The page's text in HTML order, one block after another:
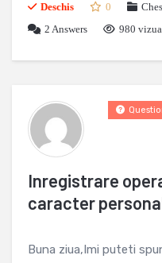
Deschis 0
2 Answers 980
Inregistrare
caracter
Buna ziua,Imi puteti